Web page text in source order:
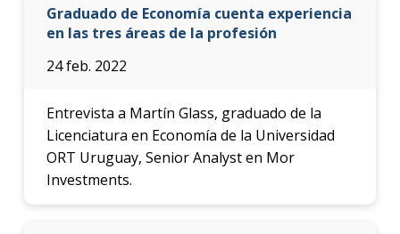
Graduado de Economía cuenta experiencia
en las tres áreas de la profesión
24 feb. 2022
Entrevista a Martín Glass, graduado de la
Licenciatura en Economía de la Universidad
ORT Uruguay, Senior Analyst en Mor
Investments.